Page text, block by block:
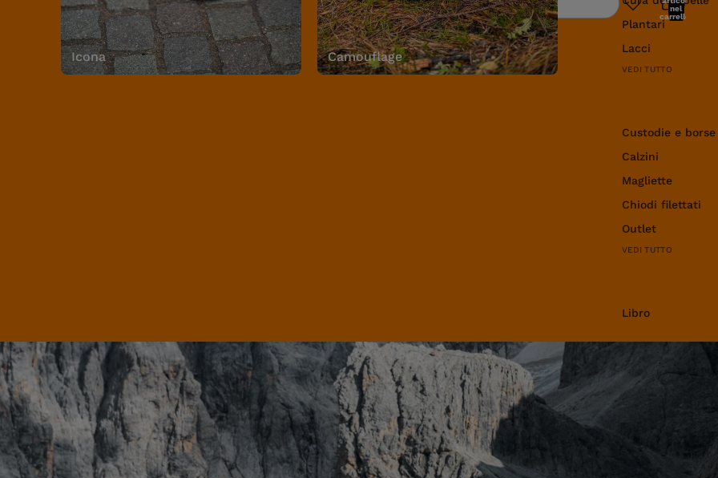
Icona Camouflage
Plantari
Lacci
VEDI TUTTO
Custodie e
Calzini
Magliette
Chiodi filettati
Outlet
VEDI TUTTO
Libro
Ricerca
nel
carrello: